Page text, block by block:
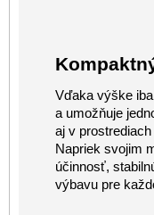
Vďaka výške
a umožňuje
aj v
Napriek svojim
účinnosť,
výbavu pre